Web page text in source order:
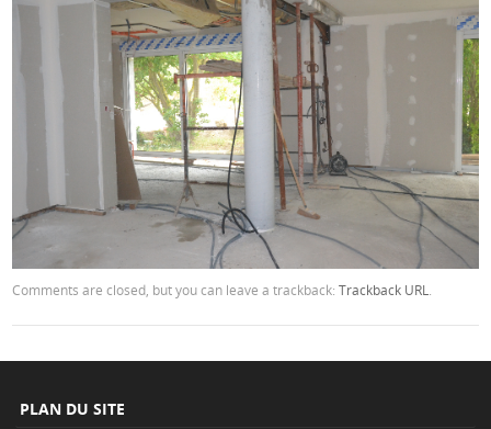
Comments are closed, but you can leave a trackback:Trackback URL
PLAN DU SITE